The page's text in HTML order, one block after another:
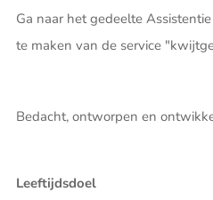
Ga naar het gedeelte
te maken van de service
Bedacht, ontworpen en
Leeftijdsdoel